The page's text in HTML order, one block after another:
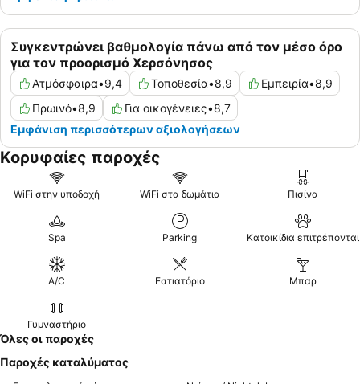
Συγκεντρώνει βαθμολογία πάνω από τον μέσο όρο
για τον προορισμό Χερσόνησος
Ατμόσφαιρα•9,4 Τοποθεσία•8,9 Εμπειρία•8,9
Πρωινό•8,9 Για οικογένειες•8,7
Εμφάνιση περισσότερων αξιολογήσεων
Κορυφαίες παροχές
WiFi στην υποδοχή WiFi στα δωμάτια Πισίνα
Spa Parking Κατοικίδια επιτρέπονται
A/C Εστιατόριο Μπαρ
Γυμναστήριο
Όλες οι παροχές
Παροχές καταλύματος